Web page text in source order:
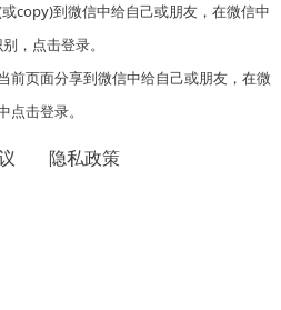
copy)到微信中给自己或朋友，在微信中
，点击登录。
前页面分享到微信中给自己或朋友，在微
点击登录。
隐私政策